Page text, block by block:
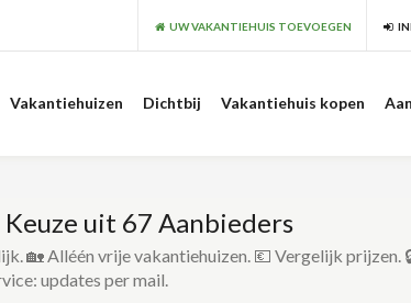
UW VAKANTIEHUIS TOEVOEGEN
Vakantiehuizen Dichtbij Vakantiehuis kopen
uit 67 Aanbieders
🏡 Alléén vrije vakantiehuizen. 💶 Vergelijk prijzen.
updates per mail.